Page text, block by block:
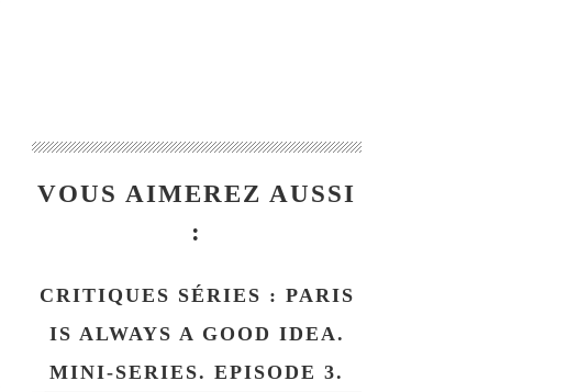
VOUS AIMEREZ AUSSI
:
CRITIQUES SÉRIES : PARIS
IS ALWAYS A GOOD IDEA.
MINI-SERIES. EPISODE 3.